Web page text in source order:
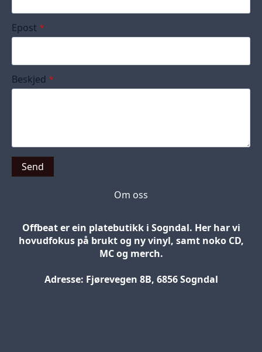
Epost *
Beskjed *
Send
Om oss
Offbeat er ein platebutikk i Sogndal. Her har vi
hovudfokus på brukt og ny vinyl, samt noko CD,
MC og merch.
Adresse: Fjørevegen 8B, 6856 Sogndal